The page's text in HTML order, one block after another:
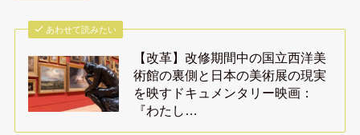
あわせて読みたい
【改革】改修期間中の国立西洋美
術館の裏側と日本の美術展の現実
を映すドキュメンタリー映画：
『わたし…